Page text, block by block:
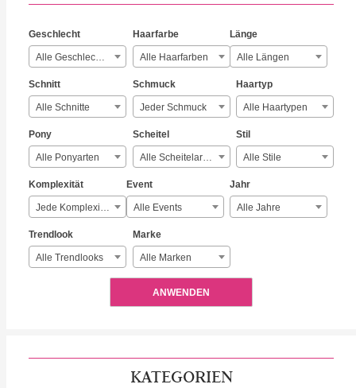
Geschlecht
Alle Geschlechter
Haarfarbe
Alle Haarfarben
Länge
Alle Längen
Schnitt
Alle Schnitte
Schmuck
Jeder Schmuck
Haartyp
Alle Haartypen
Pony
Alle Ponyarten
Scheitel
Alle Scheitelarten
Stil
Alle Stile
Komplexität
Jede Komplexität
Event
Alle Events
Jahr
Alle Jahre
Trendlook
Alle Trendlooks
Marke
Alle Marken
ANWENDEN
KATEGORIEN